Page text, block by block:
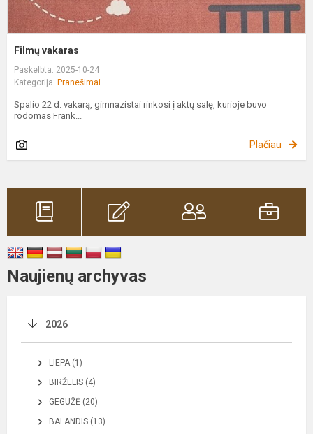
Filmų vakaras
Paskelbta: 2025-10-24
Kategorija: Pranešimai
Spalio 22 d. vakarą, gimnazistai rinkosi į aktų salę, kurioje buvo
rodomas Frank...
Plačiau
Naujienų archyvas
2026
LIEPA (1)
BIRŽELIS (4)
GEGUŽĖ (20)
BALANDIS (13)